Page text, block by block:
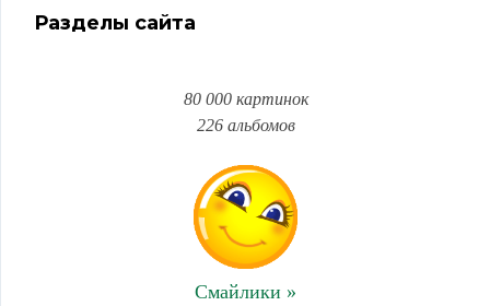
Разделы сайта
80 000 картинок
226 альбомов
Смайлики »